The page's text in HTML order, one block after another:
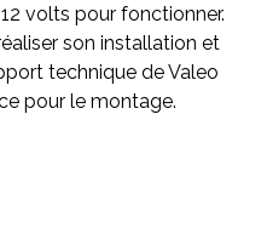
volts pour fonctionner.
son installation et
technique de Valeo
pour le montage.